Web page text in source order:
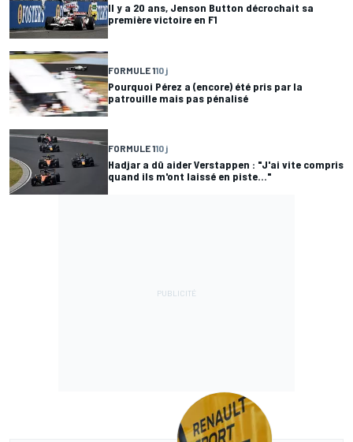
Il y a 20 ans, Jenson Button décrochait sa
première victoire en F1
FORMULE 110 j
Pourquoi Pérez a (encore) été pris par la
patrouille mais pas pénalisé
FORMULE 110 j
Hadjar a dû aider Verstappen : "J'ai vite compris
quand ils m'ont laissé en piste..."